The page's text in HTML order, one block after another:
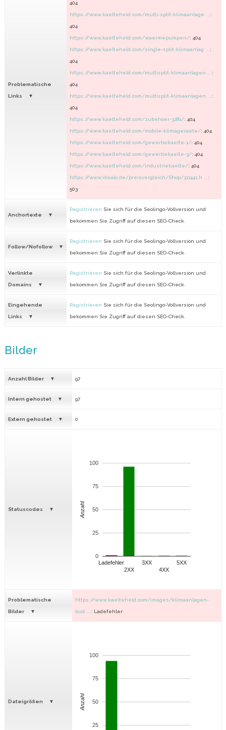
Problematische
Links
404
https://www.kaelteheld.com/multi-split-klimaanlage ... :
404
https://www.kaelteheld.com/waermepumpen/: 404
https://www.kaelteheld.com/single-split-klimaanlag ... :
404
https://www.kaelteheld.com/multisplit-klimaanlagen ... :
404
https://www.kaelteheld.com/multisplit-klimaanlagen ... :
404
https://www.kaelteheld.com/zubehoer-3281/: 404
https://www.kaelteheld.com/mobile-klimageraete/: 404
https://www.kaelteheld.com/gewerbekaelte-1/: 404
https://www.kaelteheld.com/gewerbekaelte-3/: 404
https://www.kaelteheld.com/industriekaelte/: 404
https://www.idealo.de/preisvergleich/Shop/311441.h ... :
503
Anchortexte
Registrieren Sie sich für die Seolingo-Vollversion und
bekommen Sie Zugriff auf diesen SEO-Check.
Follow/Nofollow
Registrieren Sie sich für die Seolingo-Vollversion und
bekommen Sie Zugriff auf diesen SEO-Check.
Verlinkte
Domains
Registrieren Sie sich für die Seolingo-Vollversion und
bekommen Sie Zugriff auf diesen SEO-Check.
Eingehende
Links
Registrieren Sie sich für die Seolingo-Vollversion und
bekommen Sie Zugriff auf diesen SEO-Check.
Bilder
Anzahl Bilder 97
Intern gehostet 97
Extern gehostet 0
Statuscodes
Ladefehler
2XX
3XX
4XX
5XX
0
25
50
75
100
Anzahl
Problematische
Bilder
https://www.kaelteheld.com/images/klimaanlagen-
bud ... : Ladefehler
Dateigrößen
25
50
75
100
Anzahl